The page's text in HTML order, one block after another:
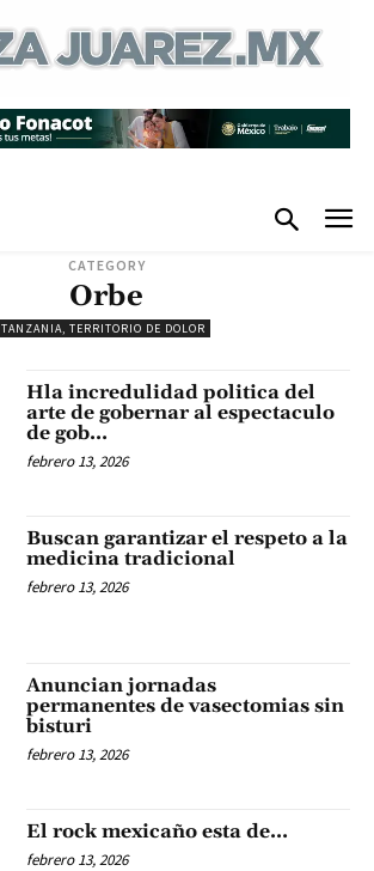
CATEGORY
Orbe
TANZANIA, TERRITORIO DE DOLOR
Hla incredulidad politica del
arte de gobernar al espectaculo
de gob…
febrero 13, 2026
Buscan garantizar el respeto a la
medicina tradicional
febrero 13, 2026
Anuncian jornadas
permanentes de vasectomias sin
bisturi
febrero 13, 2026
El rock mexicaño esta de…
febrero 13, 2026